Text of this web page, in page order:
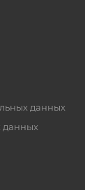
данных
данных